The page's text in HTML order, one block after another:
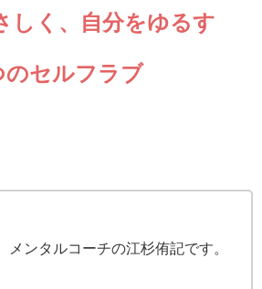
しく、自分をゆるす
のセルフラブ
メンタルコーチの江杉侑記です。